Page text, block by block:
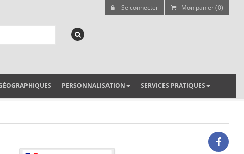
Se connecter Mon panier (0)
PERSONNALISATION SERVICES PRATIQUES